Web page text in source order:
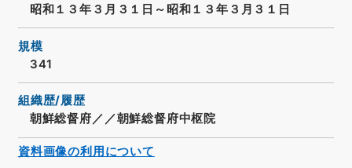
昭和１３年３月３１日～昭和１３年３月３１日
規模
341
組織歴/履歴
朝鮮総督府／／朝鮮総督府中枢院
資料画像の利用について